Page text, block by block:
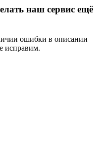
наш сервис ещё
ошибки в описании
исправим.